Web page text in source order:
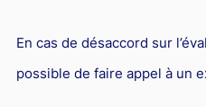
En cas de désaccord sur
possible de faire appel à un